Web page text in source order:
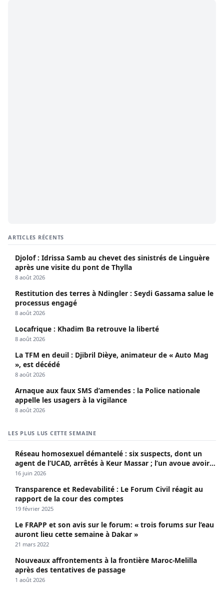
ARTICLES RÉCENTS
Djolof : Idrissa Samb au chevet des sinistrés de Linguère
après une visite du pont de Thylla
8 août 2026
Restitution des terres à Ndingler : Seydi Gassama salue le
processus engagé
8 août 2026
Locafrique : Khadim Ba retrouve la liberté
8 août 2026
La TFM en deuil : Djibril Dièye, animateur de « Auto Mag
», est décédé
8 août 2026
Arnaque aux faux SMS d’amendes : la Police nationale
appelle les usagers à la vigilance
8 août 2026
LES PLUS LUS CETTE SEMAINE
Réseau homosexuel démantelé : six suspects, dont un
agent de l’UCAD, arrêtés à Keur Massar ; l’un avoue avoir
propagé le VIH depuis 2018
16 juin 2026
Transparence et Redevabilité : Le Forum Civil réagit au
rapport de la cour des comptes
19 février 2025
Le FRAPP et son avis sur le forum: « trois forums sur l’eau
auront lieu cette semaine à Dakar »
21 mars 2022
Nouveaux affrontements à la frontière Maroc-Melilla
après des tentatives de passage
1 août 2026